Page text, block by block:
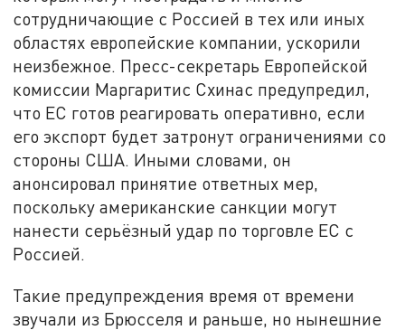
сотрудничающие с Россией в тех или иных
областях европейские компании, ускорили
неизбежное. Пресс-секретарь Европейской
комиссии Маргаритис Схинас предупредил,
что ЕС готов реагировать оперативно, если
его экспорт будет затронут ограничениями со
стороны США. Иными словами, он
анонсировал принятие ответных мер,
поскольку американские санкции могут
нанести серьёзный удар по торговле ЕС с
Россией.
Такие предупреждения время от времени
звучали из Брюсселя и раньше, но нынешние